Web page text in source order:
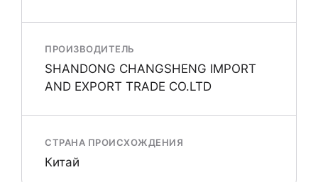
ПРОИЗВОДИТЕЛЬ
SHANDONG CHANGSHENG IMPORT
AND EXPORT TRADE CO.LTD
СТРАНА ПРОИСХОЖДЕНИЯ
Китай